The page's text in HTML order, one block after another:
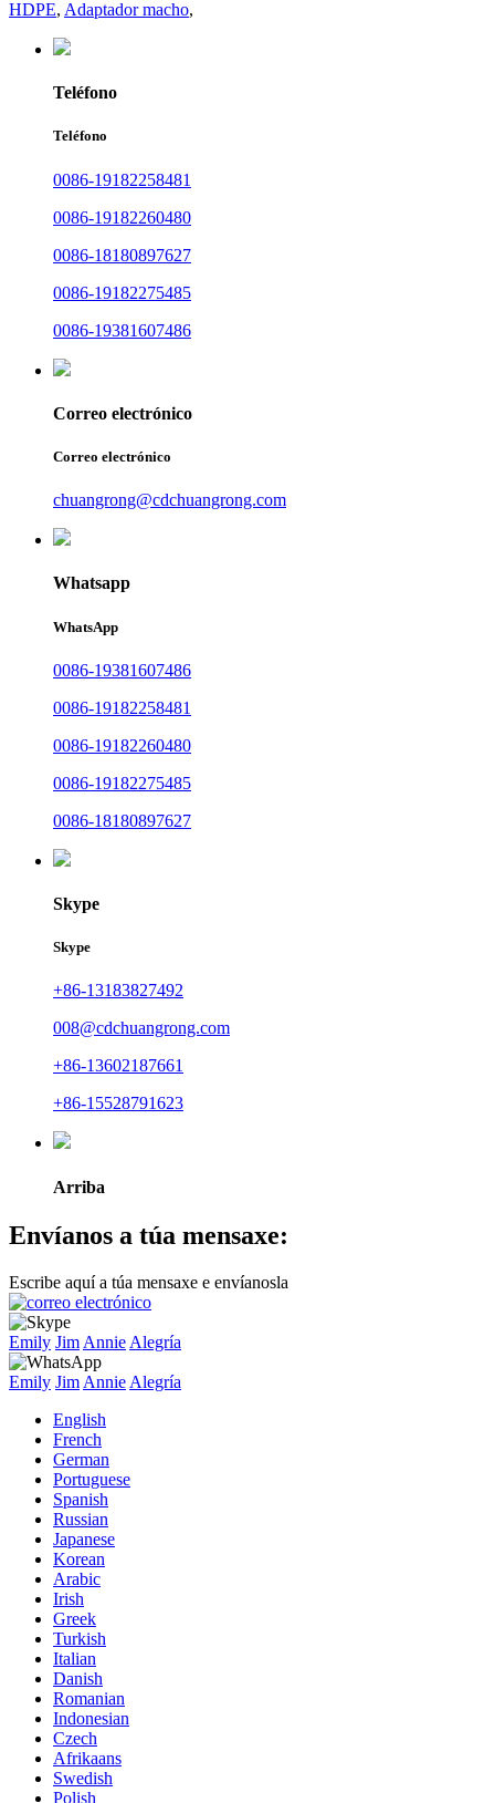
HDPE, Adaptador macho,
Teléfono
Teléfono
0086-19182258481
0086-19182260480
0086-18180897627
0086-19182275485
0086-19381607486
Correo electrónico
Correo electrónico
chuangrong@cdchuangrong.com
Whatsapp
WhatsApp
0086-19381607486
0086-19182258481
0086-19182260480
0086-19182275485
0086-18180897627
Skype
Skype
+86-13183827492
008@cdchuangrong.com
+86-13602187661
+86-15528791623
Arriba
Envíanos a túa mensaxe:
Escribe aquí a túa mensaxe e envíanosla
Emily Jim Annie Alegría
Emily Jim Annie Alegría
English
French
German
Portuguese
Spanish
Russian
Japanese
Korean
Arabic
Irish
Greek
Turkish
Italian
Danish
Romanian
Indonesian
Czech
Afrikaans
Swedish
Polish